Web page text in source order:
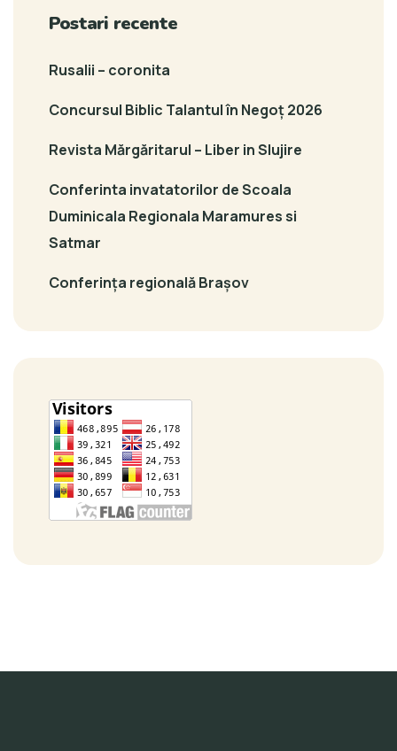
Postari recente
Rusalii – coronita
Concursul Biblic Talantul în Negoț 2026
Revista Mărgăritarul – Liber in Slujire
Conferinta invatatorilor de Scoala
Duminicala Regionala Maramures si
Satmar
Conferința regională Brașov